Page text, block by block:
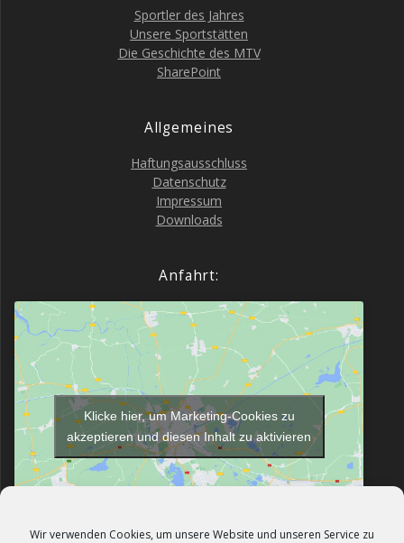
Wir verwenden Cookies, um unsere Website und unseren Service zu
Sport­ler des Jahres
Unse­re Sportstätten
Die Geschich­te des MTV
Share­Point
All­ge­mei­nes
Haf­tungs­aus­schluss
Daten­schutz
Impres­sum
Down­loads
Anfahrt:
Klicke hier, um Marketing-Cookies zu
akzeptieren und diesen Inhalt zu aktivieren